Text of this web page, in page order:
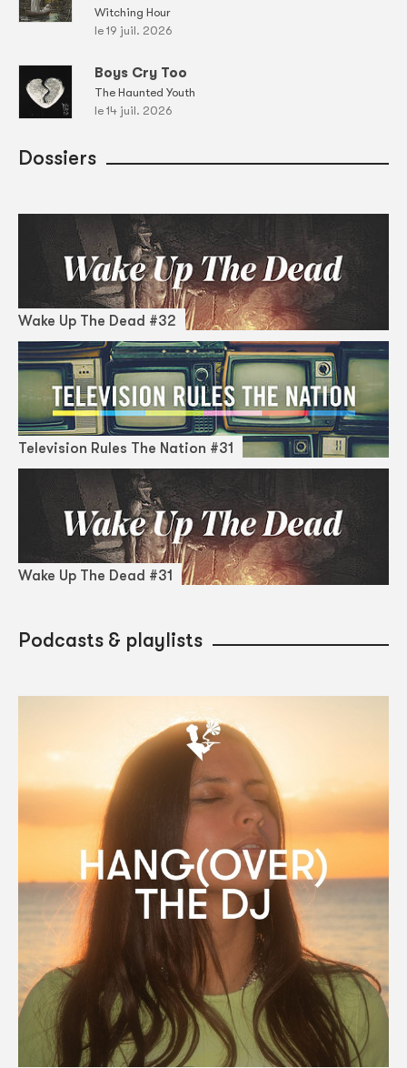
Witching Hour
le 19 juil. 2026
Boys Cry Too
The Haunted Youth
le 14 juil. 2026
Dossiers
Wake Up The Dead #32
Television Rules The Nation #31
Wake Up The Dead #31
Podcasts & playlists